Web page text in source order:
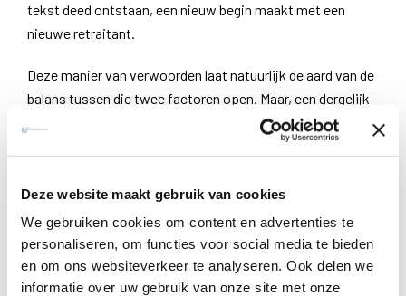
Deze website maakt gebruik van cookies
We gebruiken cookies om content en advertenties te
personaliseren, om functies voor social media te bieden
en om ons websiteverkeer te analyseren. Ook delen we
informatie over uw gebruik van onze site met onze
tekst deed ontstaan, een nieuw begin maakt met een
nieuwe retraitant.
Deze manier van verwoorden laat natuurlijk de aard van de
balans tussen die twee factoren open. Maar, een dergelijk
open einde is een ignatiaanse deugd. De aard van de
wisselwerking in ieder specifiek geval is op zich een zaak
leiding van de Geest, zo goed als mogelijk is in een
bepaalde situatie. Om de tekst waarnaar boven werd
verwezen nog eens te laten opklinken: de
vooronderstelling is dat ervaren begeleiders gevoelig
zullen zijn voor de oproep van Christus in hun eigen leven